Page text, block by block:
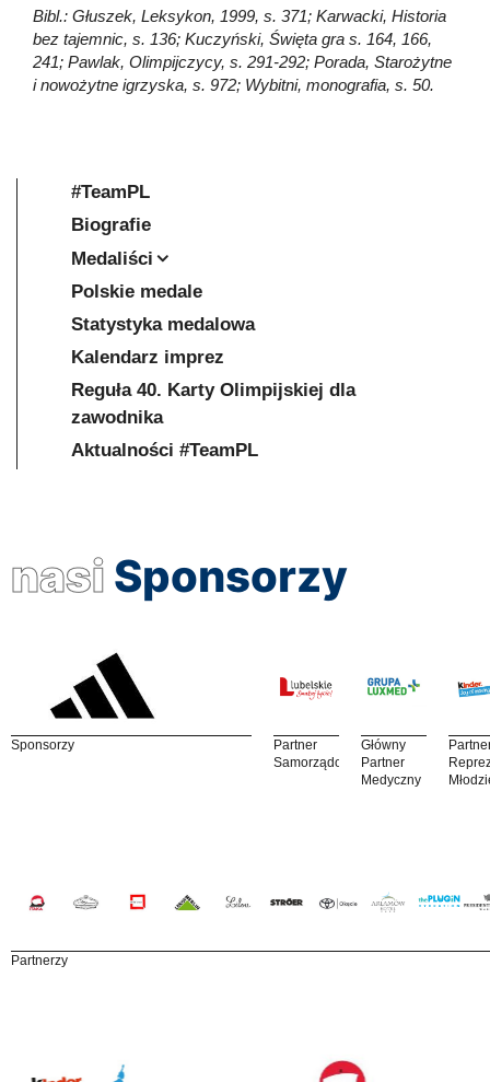
Bibl.: Głuszek, Leksykon, 1999, s. 371; Karwacki, Historia
bez tajemnic, s. 136; Kuczyński, Święta gra s. 164, 166,
241; Pawlak, Olimpijczycy, s. 291-292; Porada, Starożytne
i nowożytne igrzyska, s. 972; Wybitni, monografia, s. 50.
#TeamPL
Biografie
Medaliści
Polskie medale
Statystyka medalowa
Kalendarz imprez
Reguła 40. Karty Olimpijskiej dla
zawodnika
Aktualności #TeamPL
nasi Sponsorzy
Sponsorzy
Partner
Samorządowy
Główny
Partner
Medyczny
Partnerzy